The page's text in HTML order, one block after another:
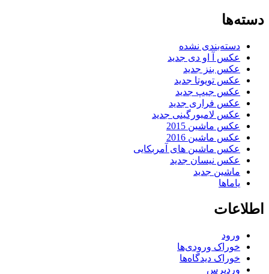
دسته‌ها
دسته‌بندی نشده
عکس آ او دی جدید
عکس بنز جدید
عکس تویوتا جدید
عکس جیپ جدید
عکس فراری جدید
عکس لامبورگینی جدید
عکس ماشین 2015
عکس ماشین 2016
عکس ماشین های آمربکایی
عکس نیسان جدید
ماشین جدید
یاماها
اطلاعات
ورود
خوراک ورودی‌ها
خوراک دیدگاه‌ها
وردپرس